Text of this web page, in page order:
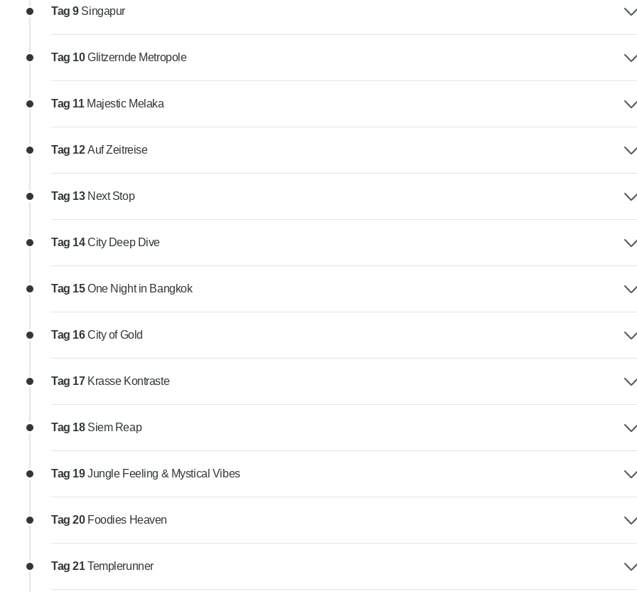
Tag 9 Singapur
Tag 10Glitzernde Metropole
Tag 11 Majestic Melaka
Tag 12Auf Zeitreise
Tag 13 Next Stop
Tag 14City Deep Dive
Tag 15One Night in Bangkok
Tag 16City of Gold
Tag 17 Krasse Kontraste
Tag 18 Siem Reap
Tag 19Jungle Feeling & Mystical Vibes
Tag 20 Foodies Heaven
Tag 21Templerunner